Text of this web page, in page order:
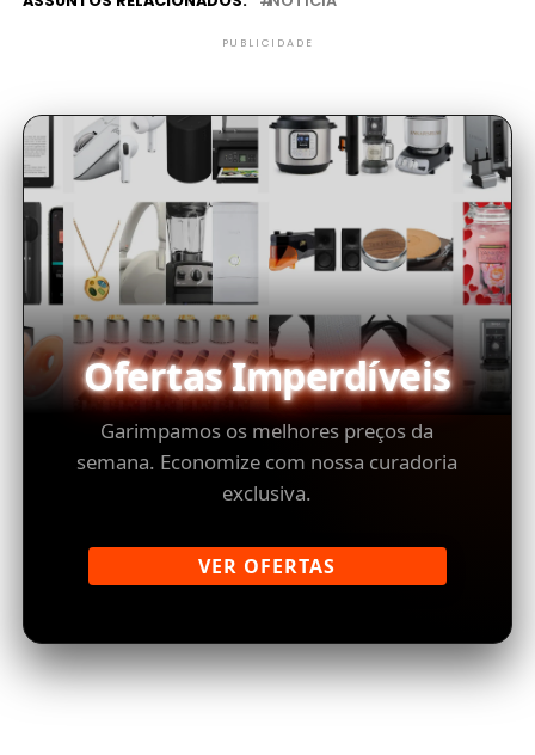
PUBLICIDADE
Ofertas Imperdíveis
Garimpamos os melhores preços da
semana. Economize com nossa curadoria
exclusiva.
VER OFERTAS